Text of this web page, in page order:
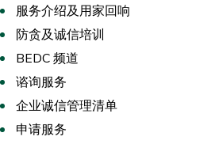
服务介绍及用家回响
防贪及诚信培训
BEDC 频道
谘询服务
企业诚信管理清单
申请服务